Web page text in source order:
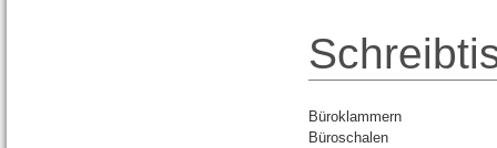
Büroklammern
Büroschalen